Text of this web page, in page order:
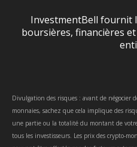
InvestmentBell fournit
boursières, financières
Divulgation des risques : avant de négocier
monnaies, sachez que cela implique des
une partie ou la totalité du montant de
tous les investisseurs. Les prix des crypto-